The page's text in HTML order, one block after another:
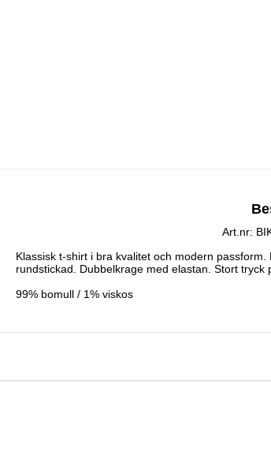
Art.nr:
Klassisk t-shirt i bra kvalitet och modern
rundstickad. Dubbelkrage med elastan. Stort tryck
99% bomull / 1% viskos